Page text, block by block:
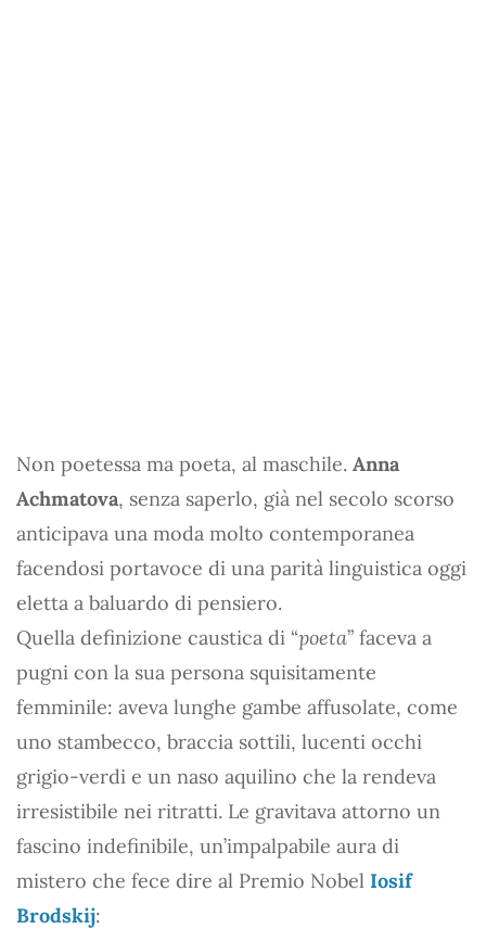
Non poetessa ma poeta, al maschile. Anna
Achmatova, senza saperlo, già nel secolo scorso
anticipava una moda molto contemporanea
facendosi portavoce di una parità linguistica oggi
eletta a baluardo di pensiero.
Quella definizione caustica di “poeta” faceva a
pugni con la sua persona squisitamente
femminile: aveva lunghe gambe affusolate, come
uno stambecco, braccia sottili, lucenti occhi
grigio-verdi e un naso aquilino che la rendeva
irresistibile nei ritratti. Le gravitava attorno un
fascino indefinibile, un’impalpabile aura di
mistero che fece dire al Premio Nobel Iosif
Brodskij: